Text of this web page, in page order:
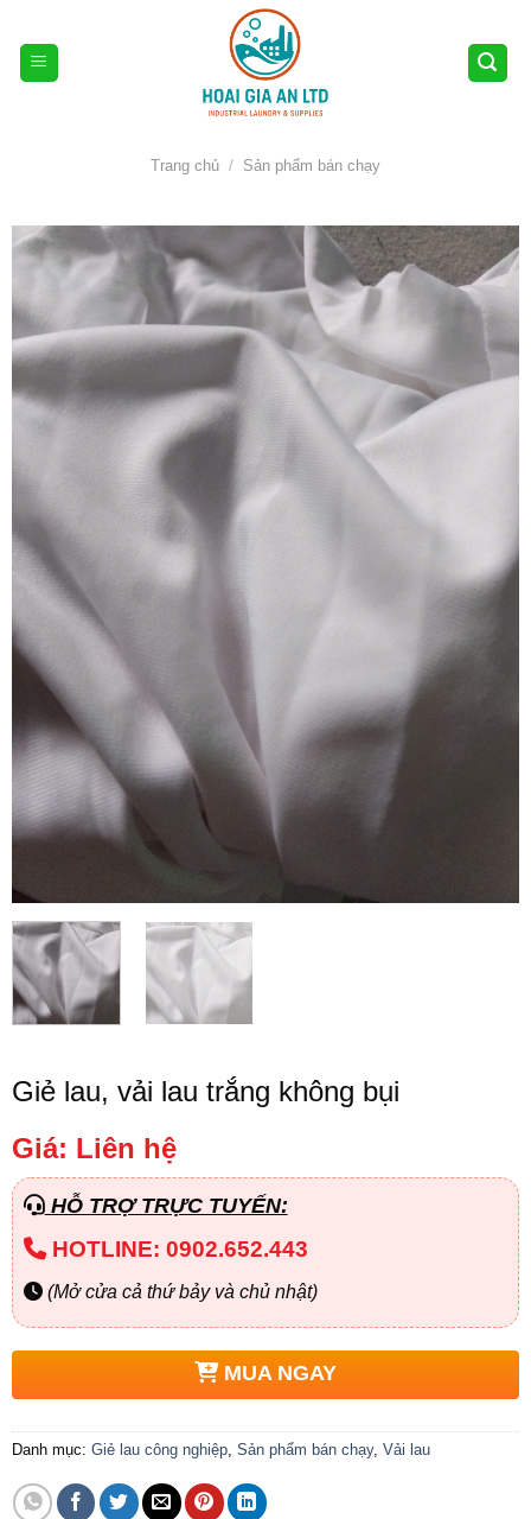
content
Trang chủ / Sản phẩm bán chạy
Giẻ lau, vải lau trắng không bụi
Giá: Liên hệ
HỖ TRỢ TRỰC TUYẾN:
HOTLINE: 0902.652.443
(Mở cửa cả thứ bảy và chủ nhật)
MUA NGAY
Danh mục: Giẻ lau công nghiệp, Sản phẩm bán chạy, Vải lau